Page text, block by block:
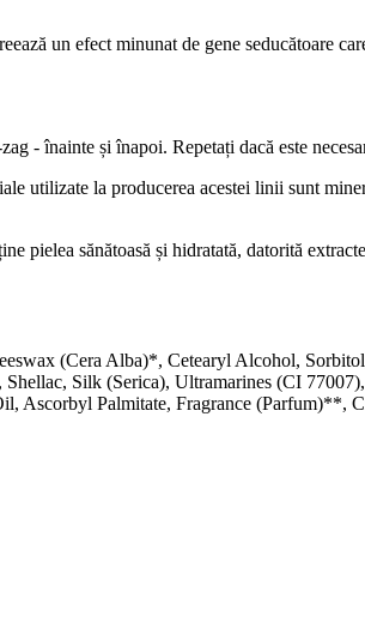
un efect minunat de gene seducătoare
- înainte și înapoi. Repetați dacă este
utilizate la producerea acestei linii sunt
pielea sănătoasă și hidratată, datorită
(Cera Alba)*, Cetearyl Alcohol,
Silk (Serica), Ultramarines (CI
Ascorbyl Palmitate, Fragrance